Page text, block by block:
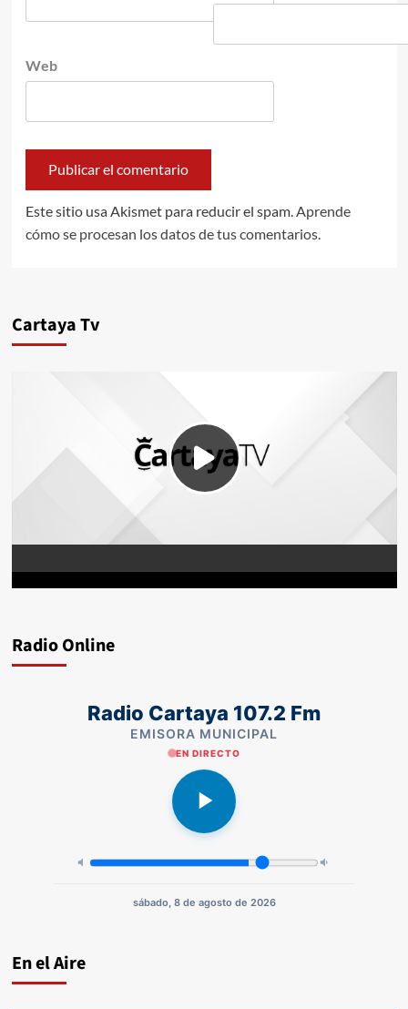
Web
Este sitio usa Akismet para reducir el spam. Aprende
cómo se procesan los datos de tus comentarios.
Cartaya Tv
Radio Online
Radio Cartaya 107.2 Fm
EMISORA MUNICIPAL
EN DIRECTO
sábado, 8 de agosto de 2026
En el Aire